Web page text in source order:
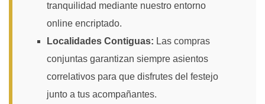
tranquilidad mediante nuestro entorno
online encriptado.
Localidades Contiguas: Las compras
conjuntas garantizan siempre asientos
correlativos para que disfrutes del festejo
junto a tus acompañantes.